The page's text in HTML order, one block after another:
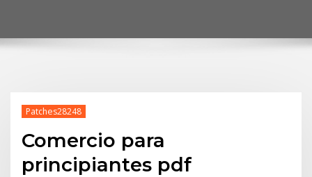
Patches28248
Comercio para
principiantes pdf